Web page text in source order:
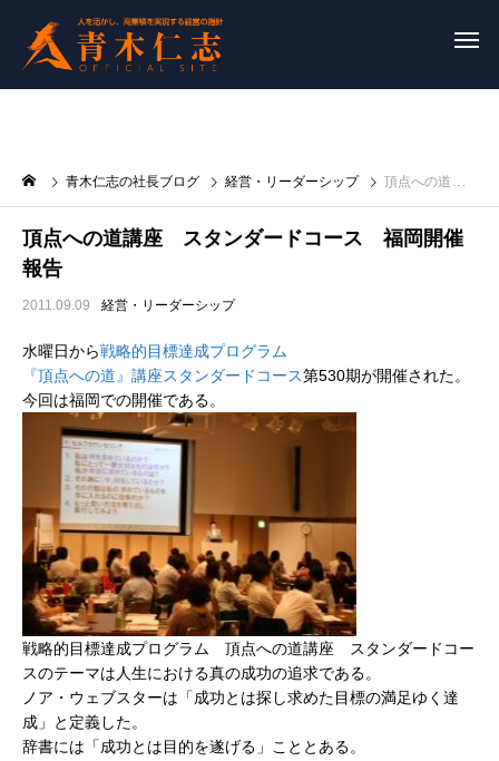
青木仁志の社長ブログ 経営・リーダーシップ 頂点への道講座 スタンダードコース 福岡開催報告
頂点への道講座 スタンダードコース 福岡開催
報告
2011.09.09 経営・リーダーシップ
水曜日から戦略的目標達成プログラム
『頂点への道』講座スタンダードコース第530期が開催された。
今回は福岡での開催である。
戦略的目標達成プログラム 頂点への道講座 スタンダードコー
スのテーマは人生における真の成功の追求である。
ノア・ウェブスターは「成功とは探し求めた目標の満足ゆく達
成」と定義した。
辞書には「成功とは目的を遂げる」こととある。